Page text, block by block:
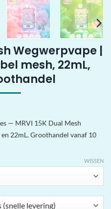
Wegwerpvape |
mesh, 22mL,
— MRVI 15K Dual Mesh
22mL. Groothandel vanaf 10
WISSEN